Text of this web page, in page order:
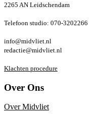
2265 AN Leidschendam
Telefoon studio: 070-3202266
info@midvliet.nl
redactie@midvliet.nl
Klachten procedure
Over Ons
Over Midvliet